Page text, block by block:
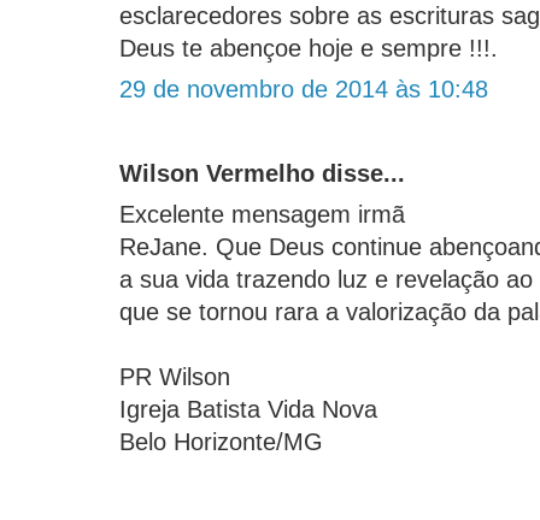
esclarecedores sobre as escrituras
Deus te abençoe hoje e sempre !!!.
29 de novembro de 2014 às 10:48
Wilson Vermelho disse...
Excelente mensagem irmã
ReJane. Que Deus continue
a sua vida trazendo luz e revelação
que se tornou rara a valorização da
PR Wilson
Igreja Batista Vida Nova
Belo Horizonte/MG